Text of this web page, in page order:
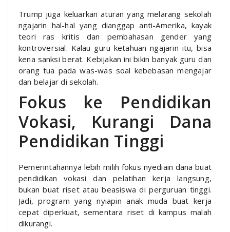
Trump juga keluarkan aturan yang melarang sekolah
ngajarin hal-hal yang dianggap anti-Amerika, kayak
teori ras kritis dan pembahasan gender yang
kontroversial. Kalau guru ketahuan ngajarin itu, bisa
kena sanksi berat. Kebijakan ini bikin banyak guru dan
orang tua pada was-was soal kebebasan mengajar
dan belajar di sekolah.
Fokus ke Pendidikan
Vokasi, Kurangi Dana
Pendidikan Tinggi
Pemerintahannya lebih milih fokus nyediain dana buat
pendidikan vokasi dan pelatihan kerja langsung,
bukan buat riset atau beasiswa di perguruan tinggi.
Jadi, program yang nyiapin anak muda buat kerja
cepat diperkuat, sementara riset di kampus malah
dikurangi.